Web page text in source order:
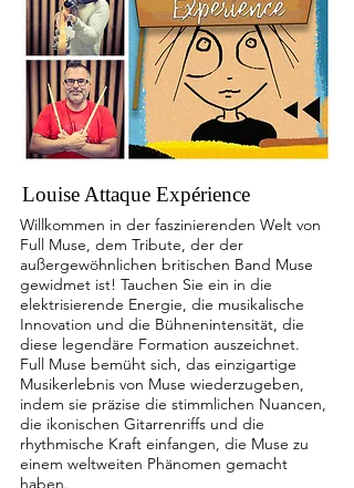
Louise Attaque Expérience
Willkommen in der faszinierenden Welt von
Full Muse, dem Tribute, der der
außergewöhnlichen britischen Band Muse
gewidmet ist! Tauchen Sie ein in die
elektrisierende Energie, die musikalische
Innovation und die Bühnenintensität, die
diese legendäre Formation auszeichnet.
Full Muse bemüht sich, das einzigartige
Musikerlebnis von Muse wiederzugeben,
indem sie präzise die stimmlichen Nuancen,
die ikonischen Gitarrenriffs und die
rhythmische Kraft einfangen, die Muse zu
einem weltweiten Phänomen gemacht
haben.